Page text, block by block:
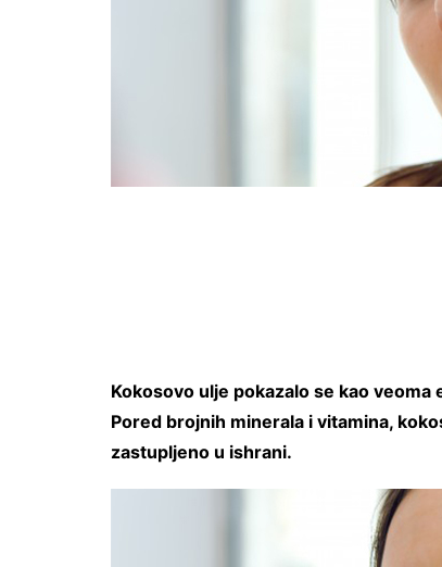
Kokosovo ulje pokazalo se kao
Pored brojnih minerala i vitamina,
zastupljeno u ishrani.